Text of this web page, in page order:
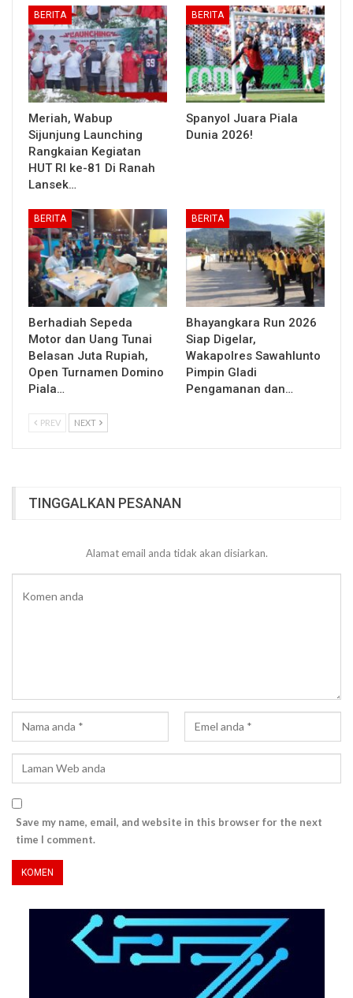
BERITA
Meriah, Wabup
Sijunjung Launching
Rangkaian Kegiatan
HUT RI ke-81 Di Ranah
Lansek…
BERITA
Spanyol Juara Piala
Dunia 2026!
BERITA
Berhadiah Sepeda
Motor dan Uang Tunai
Belasan Juta Rupiah,
Open Turnamen Domino
Piala…
BERITA
Bhayangkara Run 2026
Siap Digelar,
Wakapolres Sawahlunto
Pimpin Gladi
Pengamanan dan…
PREV NEXT
TINGGALKAN PESANAN
Alamat email anda tidak akan disiarkan.
Save my name, email, and website in this browser for the next
time I comment.